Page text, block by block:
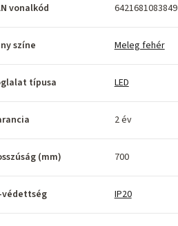
vonalkód 6421681083849
színe Meleg fehér
típusa LED
2 év
(mm) 700
védettség IP20